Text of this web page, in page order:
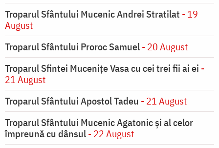
Troparul Sfântului Mucenic Andrei Stratilat - 19
August
Troparul Sfântului Proroc Samuel- 20 August
Troparul Sfintei Muceniţe Vasa cu cei trei fii ai ei -
21 August
Troparul Sfântului Apostol Tadeu - 21 August
Troparul Sfântului Mucenic Agatonic şi al celor
împreună cu dânsul- 22 August